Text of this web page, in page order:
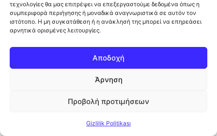
τεχνολογίες θα μας επιτρέψει να επεξεργαστούμε δεδομένα όπως η
συμπεριφορά περιήγησης ή μοναδικά αναγνωριστικά σε αυτόν τον
ιστότοπο. Η μη συγκατάθεση ή η ανάκλησή της μπορεί να επηρεάσει
αρνητικά ορισμένες λειτουργίες.
Αποδοχή
Άρνηση
Προβολή προτιμήσεων
Gizlilik Politikası
© 2026 Mustafa & Partners · Facebook·Πολιτική Απορρήτου /